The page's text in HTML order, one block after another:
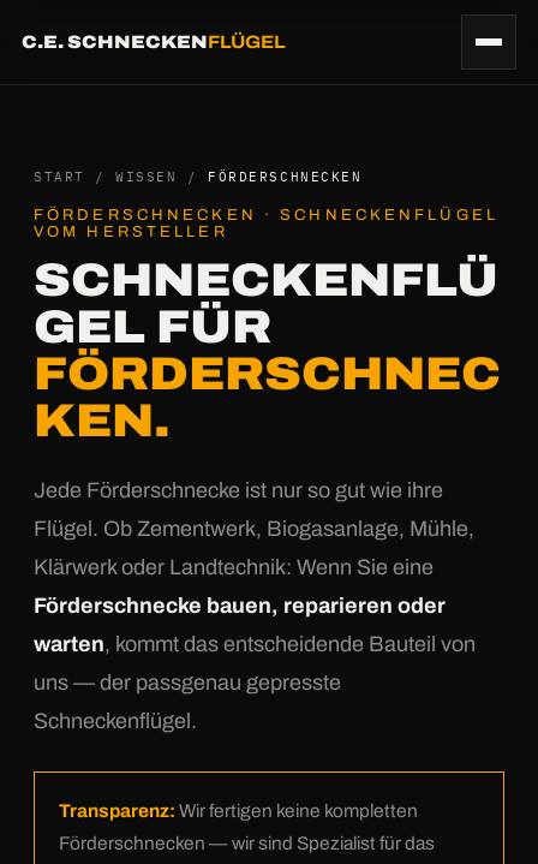
C.E. SCHNECKENFLÜGEL
START /WISSEN / FÖRDERSCHNECKEN
FÖRDERSCHNECKEN · SCHNECKENFLÜGEL
VOM HERSTELLER
SCHNECKENFLÜ
GEL FÜR
FÖRDERSCHNEC
KEN.
Jede Förderschnecke ist nur so gut wie ihre
Flügel. Ob Zementwerk, Biogasanlage, Mühle,
Klärwerk oder Landtechnik: Wenn Sie eine
Förderschnecke bauen, reparieren oder
warten, kommt das entscheidende Bauteil von
uns — der passgenau gepresste
Schneckenflügel.
Transparenz: Wir fertigen keine kompletten
Förderschnecken — wir sind Spezialist für das